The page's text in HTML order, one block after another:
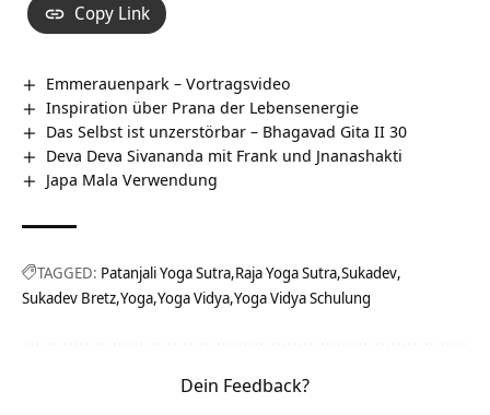
Copy Link
Emmerauenpark‏‎ – Vortragsvideo
Inspiration über Prana der Lebensenergie
Das Selbst ist unzerstörbar – Bhagavad Gita II 30
Deva Deva Sivananda mit Frank und Jnanashakti
Japa Mala Verwendung
TAGGED: Patanjali Yoga Sutra Raja Yoga Sutra Sukadev
Sukadev Bretz Yoga Yoga Vidya Yoga Vidya Schulung
Dein Feedback?